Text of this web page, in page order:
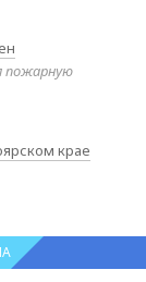
пожарную
крае